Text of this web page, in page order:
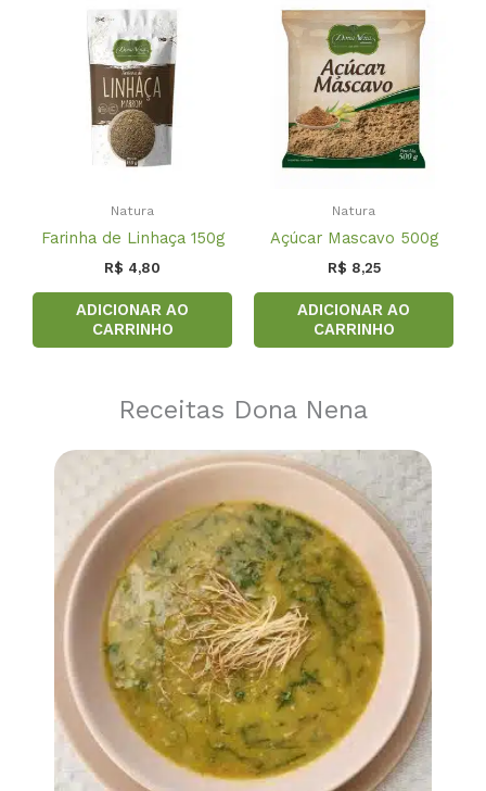
Natura
Farinha de Linhaça 150g
R$ 4,80
ADICIONAR AO
CARRINHO
Natura
Açúcar Mascavo 500g
R$ 8,25
ADICIONAR AO
CARRINHO
Receitas Dona Nena